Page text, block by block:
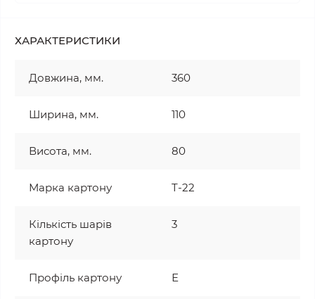
ХАРАКТЕРИСТИКИ
Довжина, мм. 360
Ширина, мм. 110
Висота, мм. 80
Марка картону T-22
Кількість шарів
картону
3
Профіль картону Е